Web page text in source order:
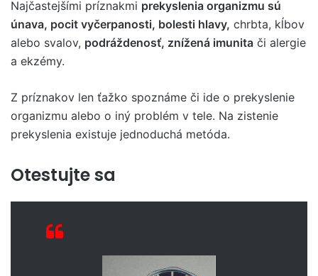
Najčastejšími príznakmi prekyslenia organizmu sú
únava, pocit vyčerpanosti, bolesti hlavy, chrbta, kĺbov
alebo svalov, podráždenosť, znížená imunita či alergie
a ekzémy.
Z príznakov len ťažko spoznáme či ide o prekyslenie
organizmu alebo o iný problém v tele. Na zistenie
prekyslenia existuje jednoduchá metóda.
Otestujte sa